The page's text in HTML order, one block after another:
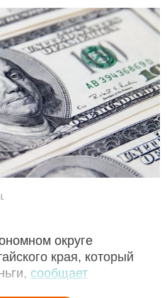
округе
края, который
сообщает